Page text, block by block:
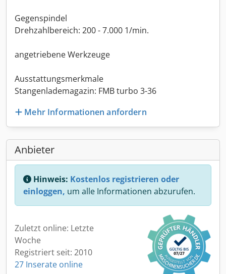
Gegenspindel
Drehzahlbereich: 200 - 7.000 1/min.
angetriebene Werkzeuge
Ausstattungsmerkmale
Stangenlademagazin: FMB turbo 3-36
Mehr Informationen anfordern
Anbieter
Hinweis: Kostenlos registrieren oder
einloggen, um alle Informationen abzurufen.
Zuletzt online: Letzte
Woche
Registriert seit: 2010
27 Inserate online